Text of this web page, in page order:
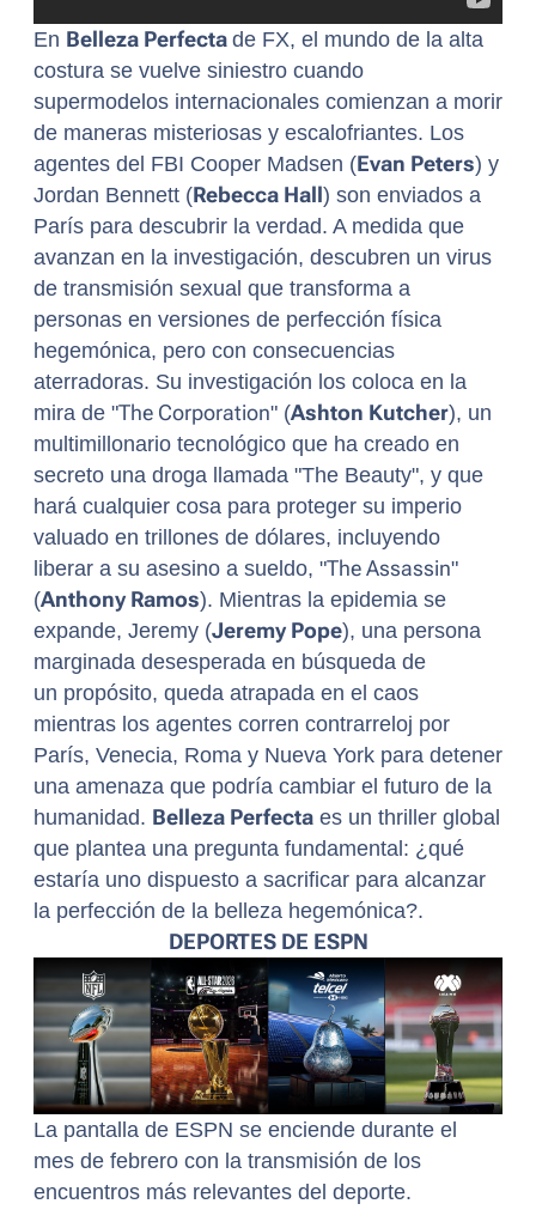
En Belleza Perfecta de FX, el mundo de la alta
costura se vuelve siniestro cuando
supermodelos internacionales comienzan a morir
de maneras misteriosas y escalofriantes. Los
agentes del FBI Cooper Madsen (Evan Peters) y
Jordan Bennett (Rebecca Hall ) son enviados a
París para descubrir la verdad. A medida que
avanzan en la investigación, descubren un virus
de transmisión sexual que transforma a
personas en versiones de perfección física
hegemónica, pero con consecuencias
aterradoras. Su investigación los coloca en la
mira de "The Corporation" (Ashton Kutcher), un
multimillonario tecnológico que ha creado en
secreto una droga llamada "The Beauty", y que
hará cualquier cosa para proteger su imperio
valuado en trillones de dólares, incluyendo
liberar a su asesino a sueldo, "The Assassin"
(Anthony Ramos). Mientras la epidemia se
expande, Jeremy (Jeremy Pope), una persona
marginada desesperada en búsqueda de
un propósito, queda atrapada en el caos
mientras los agentes corren contrarreloj por
París, Venecia, Roma y Nueva York para detener
una amenaza que podría cambiar el futuro de la
humanidad. Belleza Perfecta es un thriller global
que plantea una pregunta fundamental: ¿qué
estaría uno dispuesto a sacrificar para alcanzar
la perfección de la belleza hegemónica?.
DEPORTES DE ESPN
La pantalla de ESPN se enciende durante el
mes de febrero con la transmisión de los
encuentros más relevantes del deporte.